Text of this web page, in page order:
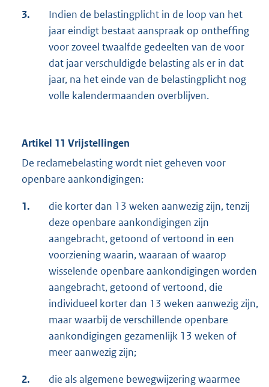
3.
Indien de belastingplicht in de loop van het
jaar eindigt bestaat aanspraak op ontheffing
voor zoveel twaalfde gedeelten van de voor
dat jaar verschuldigde belasting als er in dat
jaar, na het einde van de belastingplicht nog
volle kalendermaanden overblijven.
Artikel 11 Vrijstellingen
De reclamebelasting wordt niet geheven voor
openbare aankondigingen:
1.
die korter dan 13 weken aanwezig zijn, tenzij
deze openbare aankondigingen zijn
aangebracht, getoond of vertoond in een
voorziening waarin, waaraan of waarop
wisselende openbare aankondigingen worden
aangebracht, getoond of vertoond, die
individueel korter dan 13 weken aanwezig zijn,
maar waarbij de verschillende openbare
aankondigingen gezamenlijk 13 weken of
meer aanwezig zijn;
2.
die als algemene bewegwijzering waarmee